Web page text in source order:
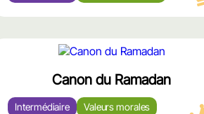
محتوى
Canon du Ramadan
Intermédiaire Valeurs morales